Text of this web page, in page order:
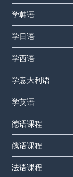
学韩语
学日语
学西语
学意大利语
学英语
德语课程
俄语课程
法语课程